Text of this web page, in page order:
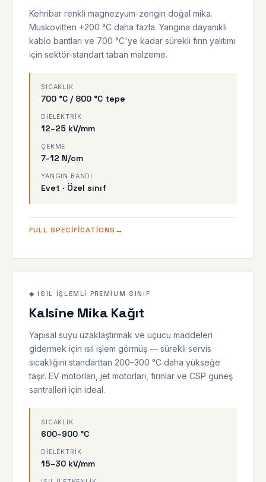
Kehribar renkli magnezyum-zengin doğal mika.
Muskovitten +200 °C daha fazla. Yangına dayanıklı
kablo bantları ve 700 °C'ye kadar sürekli fırın yalıtımı
için sektör-standart taban malzeme.
SICAKLIK
700 °C / 800 °C tepe
DIELEKTRIK
12–25 kV/mm
ÇEKME
7–12 N/cm
YANGIN BANDI
Evet · Özel sınıf
FULL SPECIFICATIONS
◆ ISIL İŞLEMLI
◆ ISIL İŞLEMLI PREMIUM SINIF
Kalsine Mika Kağıt
Yapısal suyu uzaklaştırmak ve uçucu maddeleri
gidermek için ısıl işlem görmüş — sürekli servis
sıcaklığını standarttan 200–300 °C daha yükseğe
taşır. EV motorları, jet motorları, fırınlar ve CSP güneş
santralleri için ideal.
SICAKLIK
600–900 °C
DIELEKTRIK
15–30 kV/mm